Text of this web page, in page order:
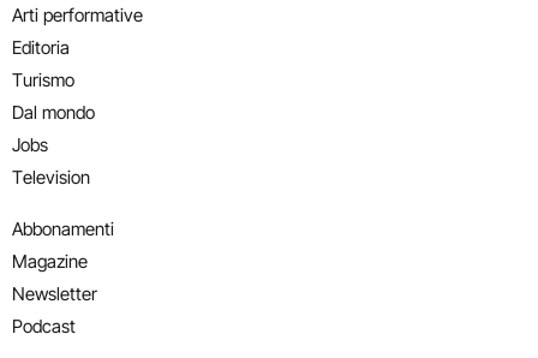
Arti performative
Editoria
Turismo
Dal mondo
Jobs
Television
Abbonamenti
Magazine
Newsletter
Podcast